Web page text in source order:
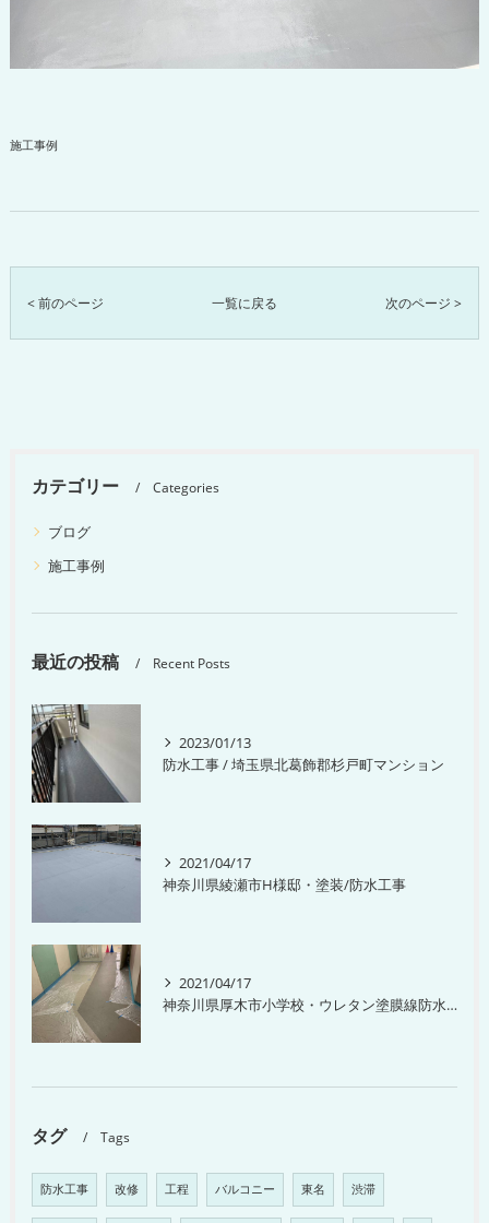
施工事例
< 前のページ 一覧に戻る 次のページ >
カテゴリー Categories
ブログ
施工事例
最近の投稿 Recent Posts
2023/01/13
防水工事 / 埼玉県北葛飾郡杉戸町マンション
2021/04/17
神奈川県綾瀬市H様邸・塗装/防水工事
2021/04/17
神奈川県厚木市小学校・ウレタン塗膜線防水工事
タグ Tags
防水工事 改修 工程 バルコニー 東名 渋滞